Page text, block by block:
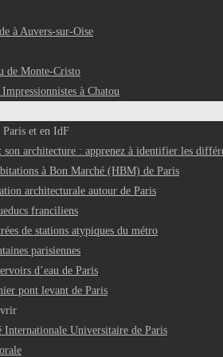
à Auvers-sur-Oise
de Monte-Cristo
à Chatou
et en IdF
son architecture : apprenez à identifier les
à Bon Marché (HBM) de Paris
architecturale autour de Paris
franciliens
de stations atypiques du métro
parisiennes
d’eau de Paris
pont levant de Paris
Internationale Universitaire de Paris